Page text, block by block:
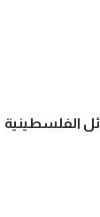
الفلسطينية